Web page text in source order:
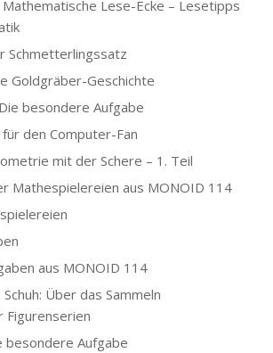
Lese-Ecke – Lesetipps
Schmetterlingssatz
Goldgräber-Geschichte
besondere Aufgabe
den Computer-Fan
mit der Schere – 1. Teil
Mathespielereien aus MONOID 114
aus MONOID 114
Schuh: Über das Sammeln
Figurenserien
besondere Aufgabe